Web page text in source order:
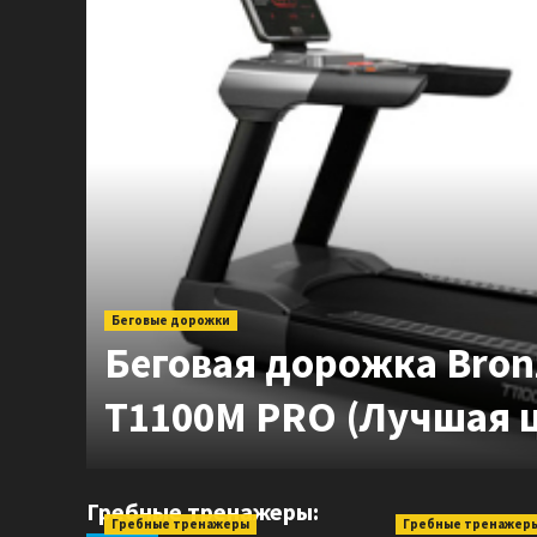
Беговые дорожки
Беговая дорожка
T1100M PRO (Лучшая
Гребные тренажеры:
Гребные тренажеры Гребные